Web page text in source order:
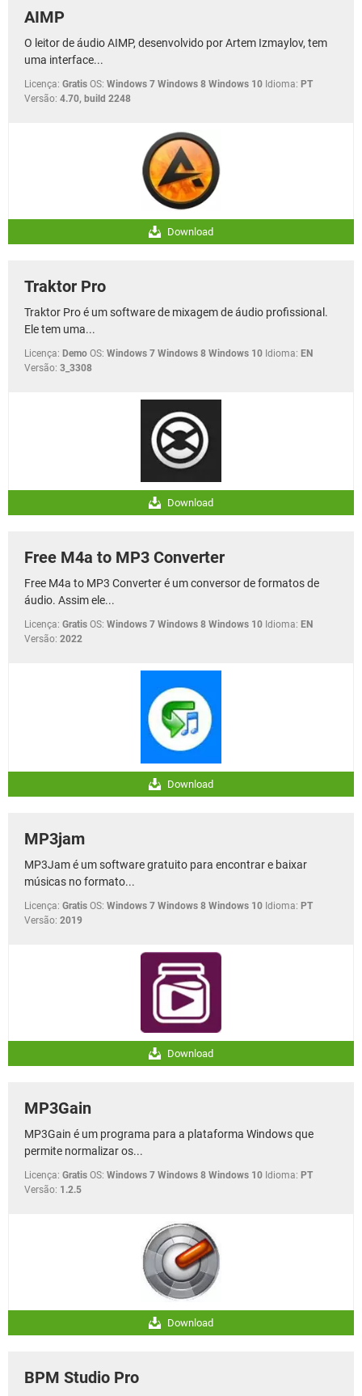
AIMP
O leitor de áudio AIMP, desenvolvido por Artem Izmaylov, tem
uma interface...
Licença: Gratis OS: Windows 7 Windows 8 Windows 10 Idioma: PT
Versão: 4.70, build 2248
Download
Traktor Pro
Traktor Pro é um software de mixagem de áudio profissional.
Ele tem uma...
Licença: Demo OS: Windows 7 Windows 8 Windows 10 Idioma: EN
Versão: 3_3308
Download
Free M4a to MP3 Converter
Free M4a to MP3 Converter é um conversor de formatos de
áudio. Assim ele...
Licença: Gratis OS: Windows 7 Windows 8 Windows 10 Idioma: EN
Versão: 2022
Download
MP3jam
MP3Jam é um software gratuito para encontrar e baixar
músicas no formato...
Licença: Gratis OS: Windows 7 Windows 8 Windows 10 Idioma: PT
Versão: 2019
Download
MP3Gain
MP3Gain é um programa para a plataforma Windows que
permite normalizar os...
Licença: Gratis OS: Windows 7 Windows 8 Windows 10 Idioma: PT
Versão: 1.2.5
Download
BPM Studio Pro